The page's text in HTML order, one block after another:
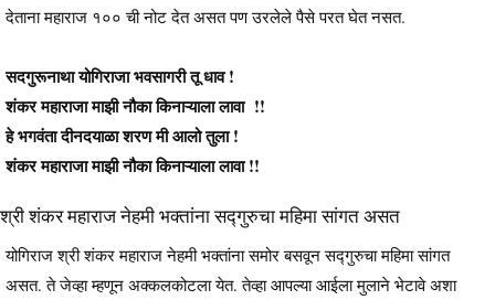
देताना महाराज १०० ची नोट देत असत पण उरलेले पैसे परत घेत नसत.
सदगुरूनाथा योगिराजा भवसागरी तू धाव !
शंकर महाराजा माझी नौका किनाऱ्याला लावा !!
हे भगवंता दीनदयाळा शरण मी आलो तुला !
शंकर महाराजा माझी नौका किनाऱ्याला लावा !!
श्री शंकर महाराज नेहमी भक्तांना सद्गुरुचा महिमा सांगत असत
योगिराज श्री शंकर महाराज नेहमी भक्तांना समोर बसवून सद्गुरुचा महिमा सांगत
असत. ते जेव्हा म्हणून अक्कलकोटला येत. तेव्हा आपल्या आईला मुलाने भेटावे अशा